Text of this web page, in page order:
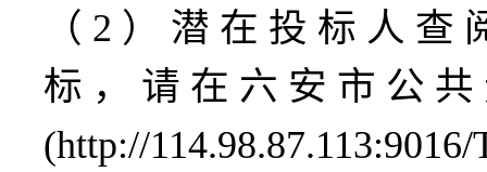
（ 2 ） 潜 在 投 标 人 查
标 ， 请 在 六 安 市 公
(http://114.98.87.113:9016/